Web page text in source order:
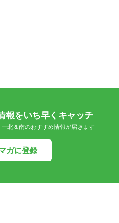
報をいち早くキャッチ
北＆南のおすすめ情報が届きます
ガに登録